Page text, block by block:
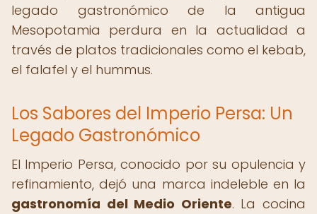
legado gastronómico de la antigua
Mesopotamia perdura en la actualidad a
través de platos tradicionales como el kebab,
el falafel y el hummus.
Los Sabores del Imperio Persa: Un
Legado Gastronómico
El Imperio Persa, conocido por su opulencia y
refinamiento, dejó una marca indeleble en la
gastronomía del Medio Oriente. La cocina